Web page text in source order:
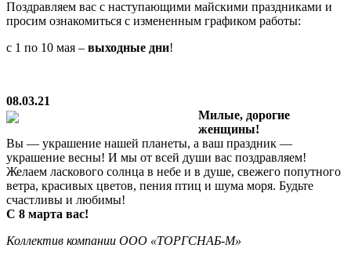
Поздравляем вас с наступающими майскими праздниками и
просим ознакомиться с измененным графиком работы:
с 1 по 10 мая – выходные дни!
08.03.21
Милые, дорогие
женщины!
Вы — украшение нашей планеты, а ваш праздник —
украшение весны! И мы от всей души вас поздравляем!
Желаем ласкового солнца в небе и в душе, свежего попутного
ветра, красивых цветов, пения птиц и шума моря. Будьте
счастливы и любимы!
С 8 марта вас!
Коллектив компании ООО «ТОРГСНАБ-М»